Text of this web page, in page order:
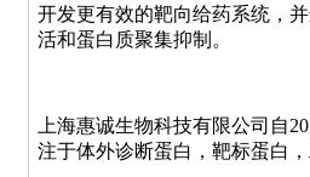
开发更有效的靶向给药系统，
活和蛋白质聚集抑制。
上海惠诚生物科技有限公司自
注于体外诊断蛋白，靶标蛋白